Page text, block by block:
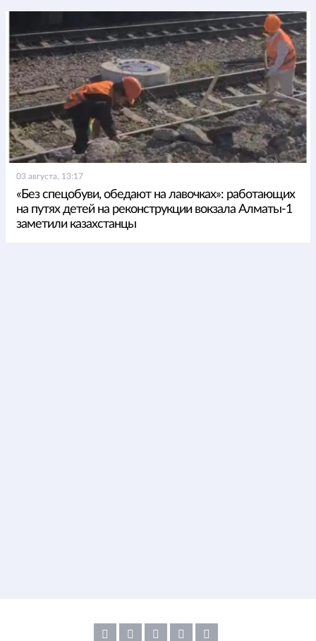
03 августа, 13:17
«Без спецобуви, обедают на лавочках»: работающих
на путях детей на реконструкции вокзала Алматы-1
заметили казахстанцы